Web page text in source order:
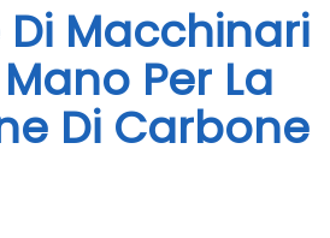
Macchinari
Per La
Di Carbone